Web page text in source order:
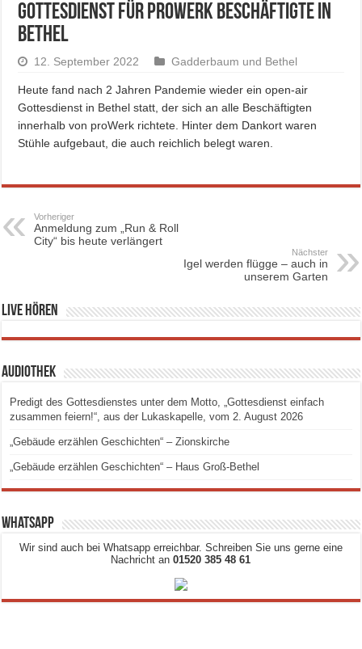
Gottesdienst für proWerk Beschäftigte in
Bethel
12. September 2022 Gadderbaum und Bethel
Heute fand nach 2 Jahren Pandemie wieder ein open-air
Gottesdienst in Bethel statt, der sich an alle Beschäftigten
innerhalb von proWerk richtete. Hinter dem Dankort waren
Stühle aufgebaut, die auch reichlich belegt waren.
Vorheriger
Anmeldung zum „Run & Roll
City“ bis heute verlängert
Nächster
Igel werden flügge – auch in
unserem Garten
Live hören
Audiothek
Predigt des Gottesdienstes unter dem Motto, „Gottesdienst einfach
zusammen feiern!“, aus der Lukaskapelle, vom 2. August 2026
„Gebäude erzählen Geschichten“ – Zionskirche
„Gebäude erzählen Geschichten“ – Haus Groß-Bethel
Whatsapp
Wir sind auch bei Whatsapp erreichbar. Schreiben Sie uns gerne eine
Nachricht an01520 385 48 61